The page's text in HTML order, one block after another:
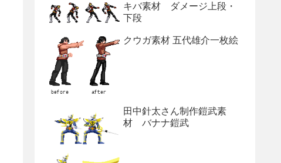
キバ素材 ダメージ上段・
下段
クウガ素材 五代雄介一枚絵
田中針太さん制作鎧武素
材 バナナ鎧武